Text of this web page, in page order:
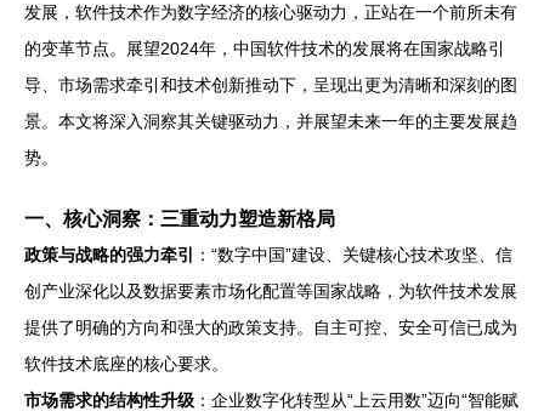
发展，软件技术作为数字经济的核心驱动力，正站在一个前所未有
的变革节点。展望2024年，中国软件技术的发展将在国家战略引
导、市场需求牵引和技术创新推动下，呈现出更为清晰和深刻的图
景。本文将深入洞察其关键驱动力，并展望未来一年的主要发展趋
势。
一、核心洞察：三重动力塑造新格局
政策与战略的强力牵引
：“数字中国”建设、关键核心技术攻坚、信
创产业深化以及数据要素市场化配置等国家战略，为软件技术发展
提供了明确的方向和强大的政策支持。自主可控、安全可信已成为
软件技术底座的核心要求。
市场需求的结构性升级 ：企业数字化转型从“上云用数”迈向“智能赋